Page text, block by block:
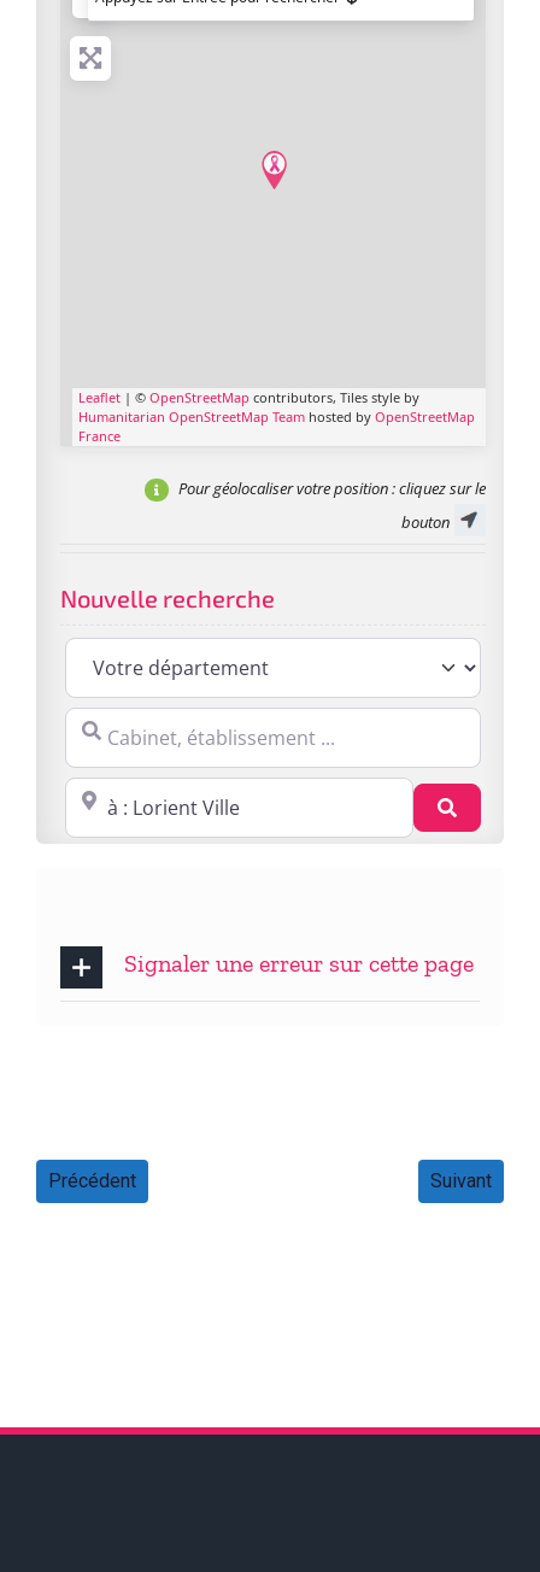
Leaflet | © OpenStreetMap contributors, Tiles style by
Humanitarian OpenStreetMap Team hosted by OpenStreetMap
France
Pour géolocaliser votre position: cliquez sur le
bouton
Nouvelle recherche
Cabinet, établissement ...
Proche de : ville, cp, lieu ...
Signaler une erreur sur cette page
Précédent Suivant